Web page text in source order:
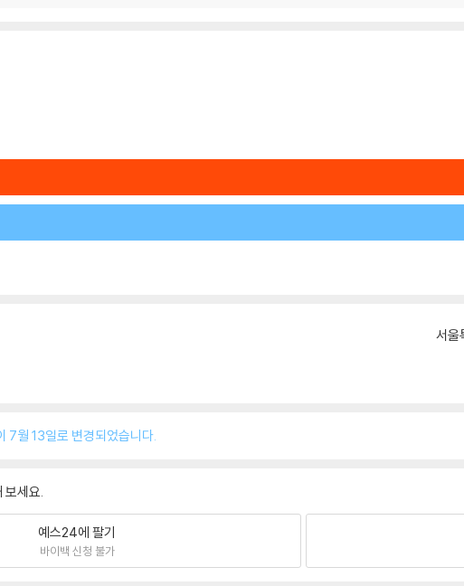
서울
7월 13일로 변경되었습니다.
보세요.
예스24에 팔기
바이백 신청 불가